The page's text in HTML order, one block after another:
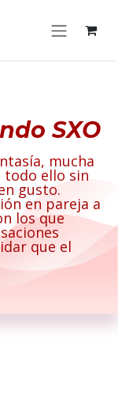
SXO
mucha
todo ello sin
gusto.
en pareja a
los que
que el